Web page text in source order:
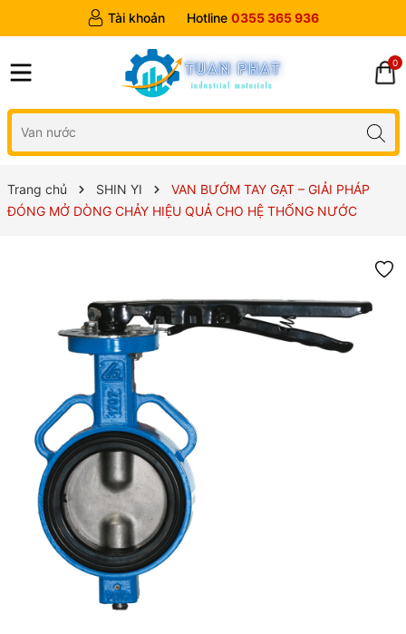
Tài khoản Hotline 0355 365 936
0
Trang chủ SHIN YI
VAN BƯỚM TAY GẠT – GIẢI PHÁP
ĐÓNG MỞ DÒNG CHẢY HIỆU QUẢ CHO HỆ THỐNG NƯỚC